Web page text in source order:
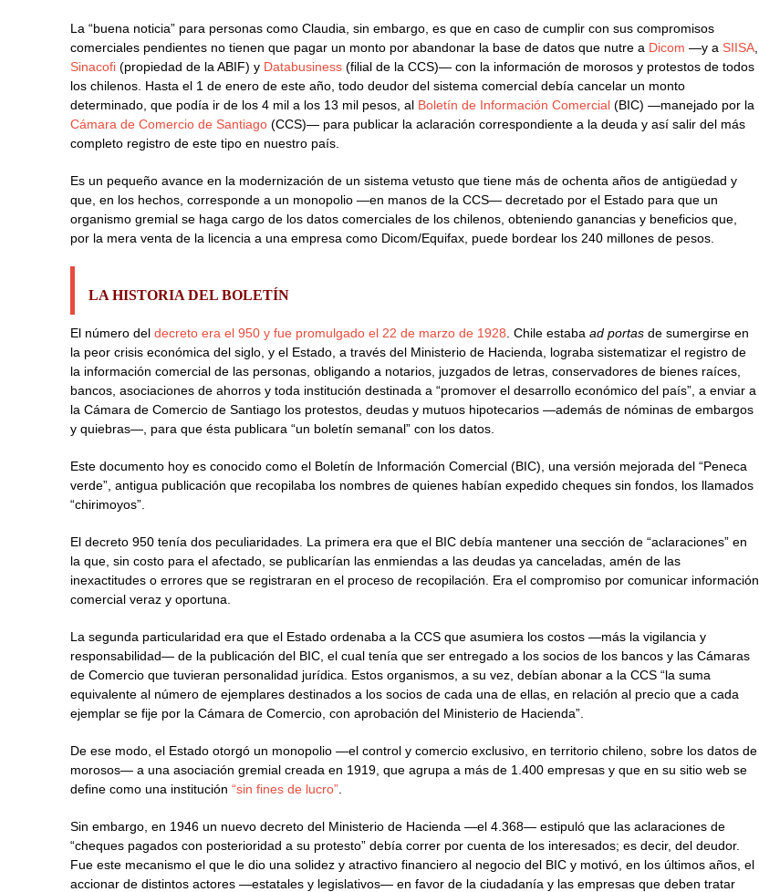
La “buena noticia” para personas como Claudia, sin embargo, es que en caso de cumplir con sus compromisos
comerciales pendientes no tienen que pagar un monto por abandonar la base de datos que nutre a Dicom —y a SIISA
Sinacofi (propiedad de la ABIF) y Databusiness (filial de la CCS)— con la información de morosos y protestos de todos
los chilenos. Hasta el 1 de enero de este año, todo deudor del sistema comercial debía cancelar un monto
determinado, que podía ir de los 4 mil a los 13 mil pesos, al Boletín de Información Comercial (BIC) —manejado por la
Cámara de Comercio de Santiago (CCS)— para publicar la aclaración correspondiente a la deuda y así salir del más
completo registro de este tipo en nuestro país.
Es un pequeño avance en la modernización de un sistema vetusto que tiene más de ochenta años de antigüedad y
que, en los hechos, corresponde a un monopolio —en manos de la CCS— decretado por el Estado para que un
organismo gremial se haga cargo de los datos comerciales de los chilenos, obteniendo ganancias y beneficios que,
por la mera venta de la licencia a una empresa como Dicom/Equifax, puede bordear los 240 millones de pesos.
LA HISTORIA DEL BOLETÍN
El número deldecreto era el 950 y fue promulgado el 22 de marzo de 1928 . Chile estabaad portasde sumergirse en
la peor crisis económica del siglo, y el Estado, a través del Ministerio de Hacienda, lograba sistematizar el registro de
la información comercial de las personas, obligando a notarios, juzgados de letras, conservadores de bienes raíces,
bancos, asociaciones de ahorros y toda institución destinada a “promover el desarrollo económico del país”, a enviar a
la Cámara de Comercio de Santiago los protestos, deudas y mutuos hipotecarios —además de nóminas de embargos
y quiebras—, para que ésta publicara “un boletín semanal” con los datos.
Este documento hoy es conocido como el Boletín de Información Comercial (BIC), una versión mejorada del “Peneca
verde”, antigua publicación que recopilaba los nombres de quienes habían expedido cheques sin fondos, los llamados
“chirimoyos”.
El decreto 950 tenía dos peculiaridades. La primera era que el BIC debía mantener una sección de “aclaraciones” en
la que, sin costo para el afectado, se publicarían las enmiendas a las deudas ya canceladas, amén de las
inexactitudes o errores que se registraran en el proceso de recopilación. Era el compromiso por comunicar información
comercial veraz y oportuna.
La segunda particularidad era que el Estado ordenaba a la CCS que asumiera los costos —más la vigilancia y
responsabilidad— de la publicación del BIC, el cual tenía que ser entregado a los socios de los bancos y las Cámaras
de Comercio que tuvieran personalidad jurídica. Estos organismos, a su vez, debían abonar a la CCS “la suma
equivalente al número de ejemplares destinados a los socios de cada una de ellas, en relación al precio que a cada
ejemplar se fije por la Cámara de Comercio, con aprobación del Ministerio de Hacienda”.
De ese modo, el Estado otorgó un monopolio —el control y comercio exclusivo, en territorio chileno, sobre los datos de
morosos— a una asociación gremial creada en 1919, que agrupa a más de 1.400 empresas y que en su sitio web se
define como una institución“sin fines de lucro”
Sin embargo, en 1946 un nuevo decreto del Ministerio de Hacienda —el 4.368— estipuló que las aclaraciones de
“cheques pagados con posterioridad a su protesto” debía correr por cuenta de los interesados; es decir, del deudor.
Fue este mecanismo el que le dio una solidez y atractivo financiero al negocio del BIC y motivó, en los últimos años, el
accionar de distintos actores —estatales y legislativos— en favor de la ciudadanía y las empresas que deben tratar